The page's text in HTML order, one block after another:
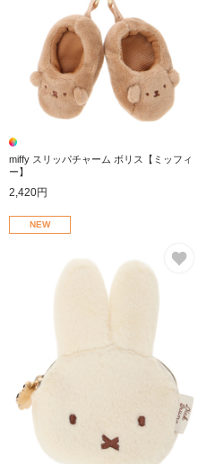
miffy スリッパチャーム ボリス【ミッフィ
ー】
2,420円
NEW